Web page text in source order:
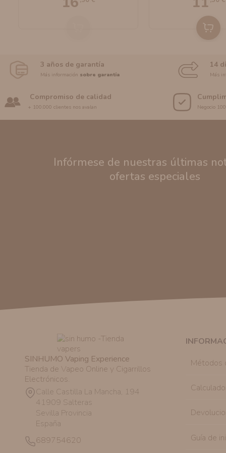
3 años de garantía
Más información sobre garantía
14
Más
Compromiso de calidad
+ 100.000 clientes nos avalan Negocio
Infórmese de nuestras últimas
ofertas especiales
SINHUMO Vaping Experience
Tienda de Vapeo Online y Cigarrillos
Electrónicos.
Calle Castilla La Mancha, 194
41909 Salteras
Sevilla Provincia
España
689754620
Métodos
Guía de